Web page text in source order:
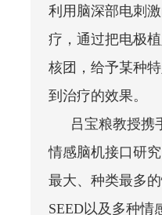
利用脑深部电刺
疗，通过把电极
核团，给予某种
到治疗的效果。
吕宝粮教授携
情感脑机接口研
最大、种类最多
SEED以及多种情